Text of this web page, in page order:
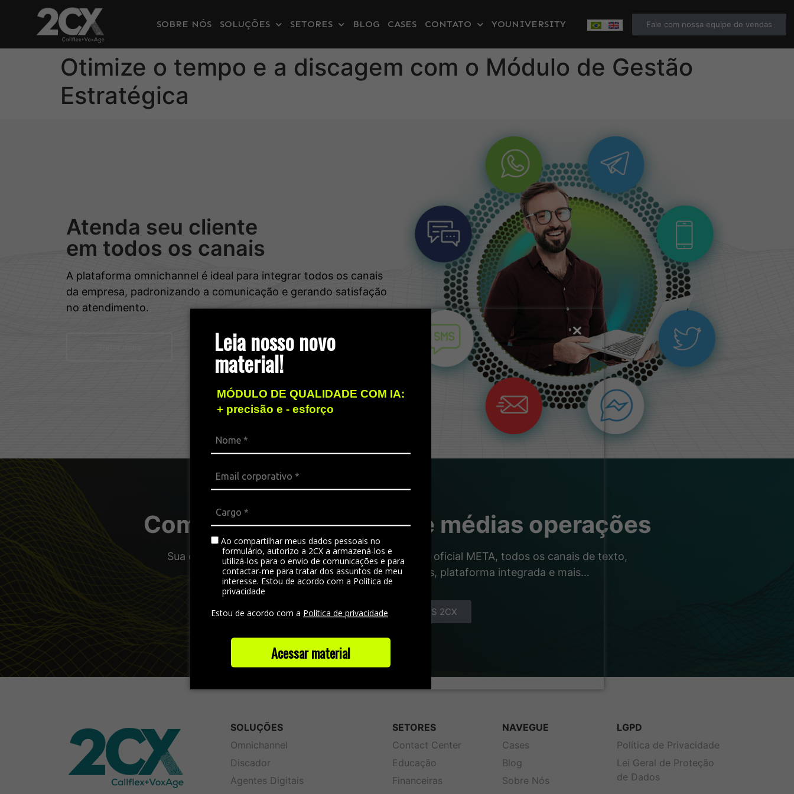
Leia nosso novo
material!
MÓDULO DE QUALIDADE COM IA:
+ precisão e - esforço
Ao compartilhar meus dados pessoais no
formulário, autorizo a 2CX a armazená-los e
utilizá-los para o envio de comunicações e para
contactar-me para tratar dos assuntos de meu
interesse. Estou de acordo com a Política de
privacidade
Estou de acordo com a Política de privacidade
Acessar material
SOBRE NÓS SOLUÇÕES SETORES BLOG CASES CONTATO YOUNIVERSITY Fale com nossa equipe de vendas
Otimize o tempo e a discagem com o Módulo de Gestão
Estratégica
Atenda seu cliente
em todos os canais
A plataforma omnichannel é ideal para integrar todos os canais
da empresa, padronizando a comunicação e gerando satisfação
no atendimento.
Combos para pequenas e médias operações
Sua operação com a qualidade das grandes. Número oficial META, todos os canais de texto,
visão abrangente das interações com clientes, plataforma integrada e mais…
CONHEÇA OS COMBOS 2CX
SOLUÇÕES
Omnichannel
Discador
Agentes Digitais
SETORES
Contact Center
Educação
Financeiras
NAVEGUE
Cases
Blog
Sobre Nós
LGPD
Política de Privacidade
Lei Geral de Proteção
de Dados